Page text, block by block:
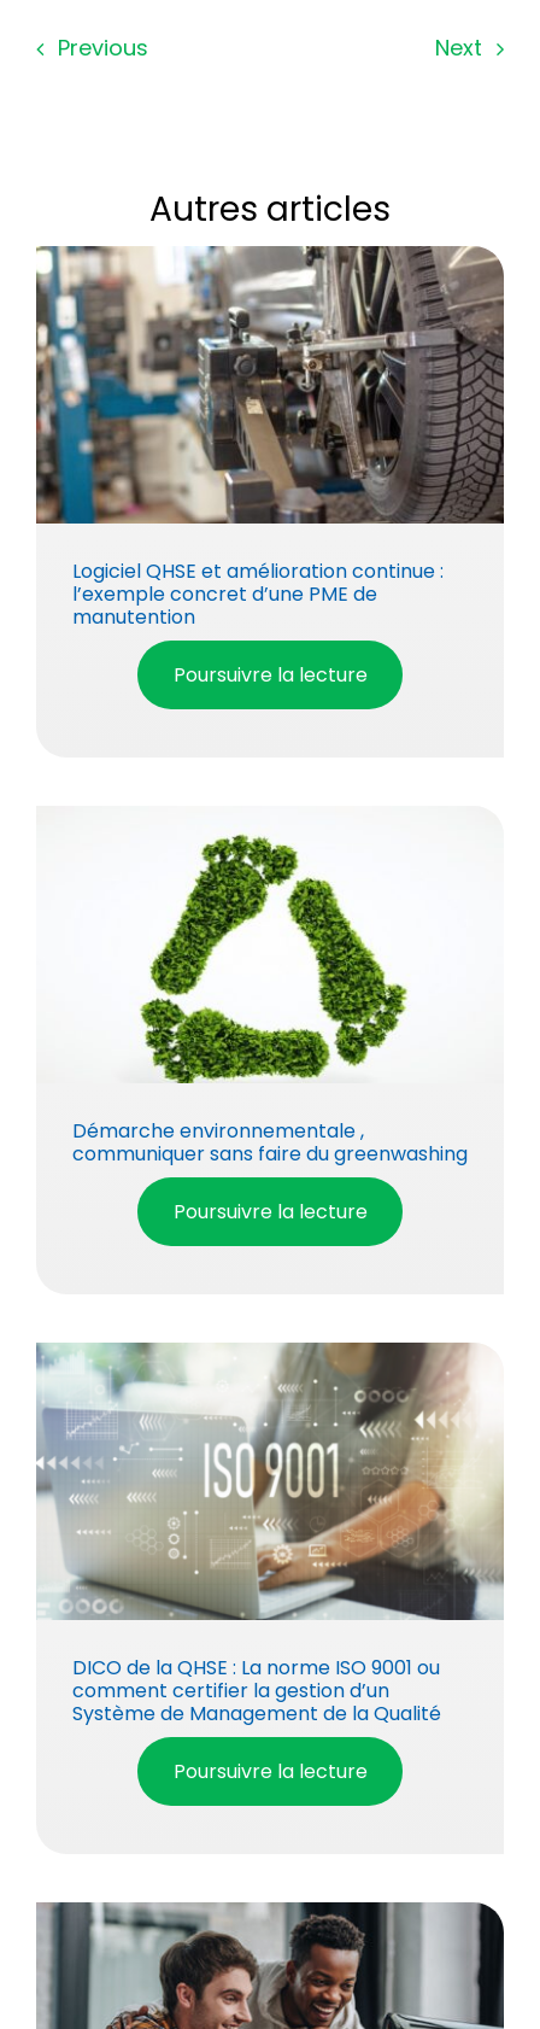
Previous Next
Autres articles
Logiciel QHSE et amélioration continue :
l’exemple concret d’une PME de
manutention
Poursuivre la lecture
Démarche environnementale ,
communiquer sans faire du greenwashing
Poursuivre la lecture
DICO de la QHSE : La norme ISO 9001 ou
comment certifier la gestion d’un
Système de Management de la Qualité
Poursuivre la lecture